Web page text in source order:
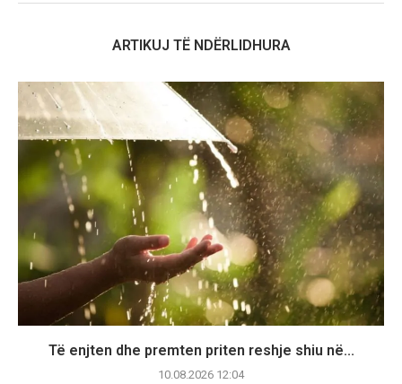
ARTIKUJ TË NDËRLIDHURA
Të enjten dhe premten priten reshje shiu në...
10.08.2026 12:04